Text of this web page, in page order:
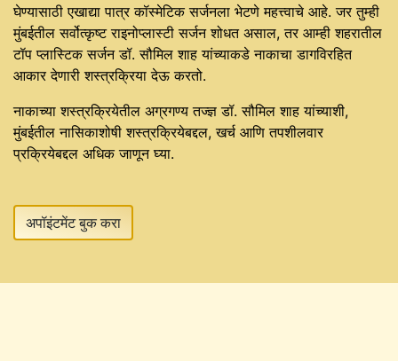
घेण्यासाठी एखाद्या पात्र कॉस्मेटिक सर्जनला भेटणे महत्त्वाचे आहे. जर तुम्ही
मुंबईतील सर्वोत्कृष्ट राइनोप्लास्टी सर्जन शोधत असाल, तर आम्ही शहरातील
टॉप प्लास्टिक सर्जन डॉ. सौमिल शाह यांच्याकडे नाकाचा डागविरहित
आकार देणारी शस्त्रक्रिया देऊ करतो.
नाकाच्या शस्त्रक्रियेतील अग्रगण्य तज्ज्ञ डॉ. सौमिल शाह यांच्याशी,
मुंबईतील नासिकाशोषी शस्त्रक्रियेबद्दल, खर्च आणि तपशीलवार
प्रक्रियेबद्दल अधिक जाणून घ्या.
अपॉइंटमेंट बुक करा